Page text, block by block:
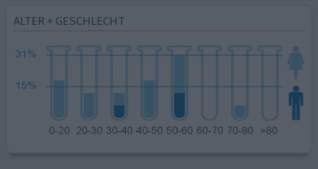
ALTER + GESCHLECHT